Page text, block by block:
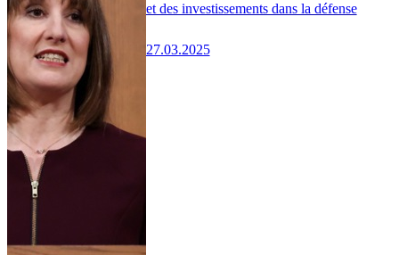
et des investissements dans la défense
27.03.2025